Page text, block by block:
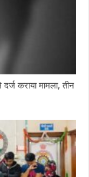
कराया मामला, तीन